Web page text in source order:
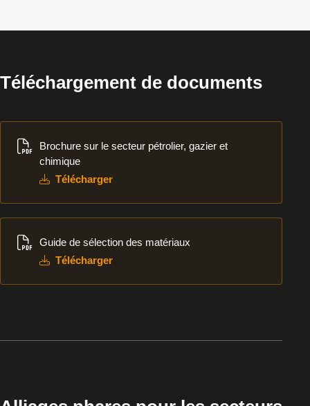
Téléchargement de documents
Brochure sur le secteur pétrolier, gazier et
chimique
Télécharger
Guide de sélection des matériaux
Télécharger